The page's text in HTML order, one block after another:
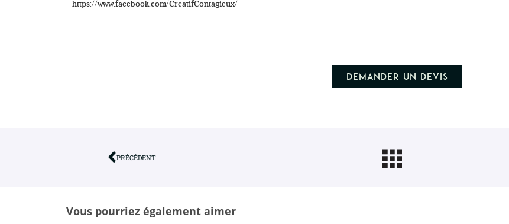
https://www.facebook.com/CreatifContagieux/
Demander un devis
PRÉCÉDENT
Vous pourriez également aimer